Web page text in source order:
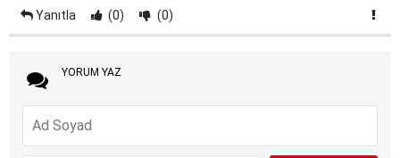
Yanıtla (0) (0)
YORUM YAZ